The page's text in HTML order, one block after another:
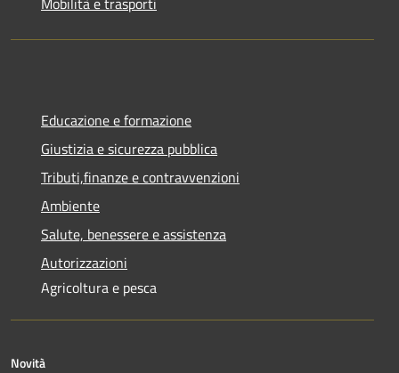
Educazione e formazione
Giustizia e sicurezza pubblica
Tributi,finanze e contravvenzioni
Ambiente
Salute, benessere e assistenza
Autorizzazioni
Agricoltura e pesca
Novità